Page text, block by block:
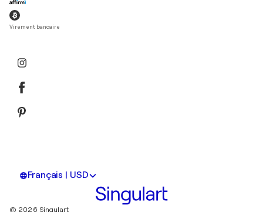
Virement bancaire
Français | USD
© 2026 Singulart